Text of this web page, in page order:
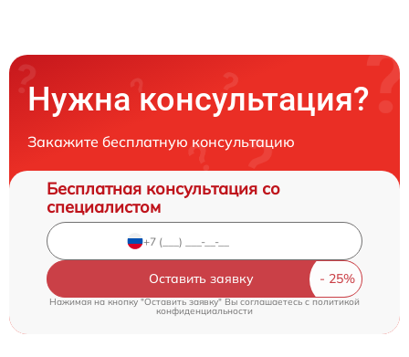
Нужна консультация?
Закажите бесплатную консультацию
Бесплатная консультация со
специалистом
Оставить заявку
Нажимая на кнопку "Оставить заявку" Вы соглашаетесь cполитикой
конфиденциальности